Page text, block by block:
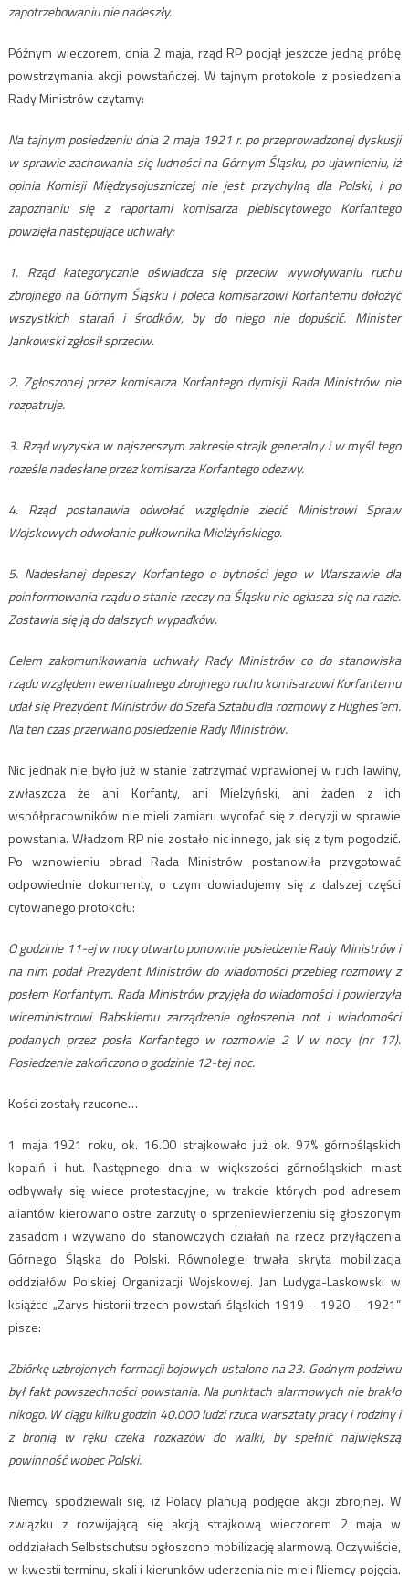
zapotrzebowaniu nie nadeszły.
Późnym wieczorem, dnia 2 maja, rząd RP podjął jeszcze jedną próbę
powstrzymania akcji powstańczej. W tajnym protokole z posiedzenia
Rady Ministrów czytamy:
Na tajnym posiedzeniu dnia 2 maja 1921 r. po przeprowadzonej dyskusji
w sprawie zachowania się ludności na Górnym Śląsku, po ujawnieniu, iż
opinia Komisji Międzysojuszniczej nie jest przychylną dla Polski, i po
zapoznaniu się z raportami komisarza plebiscytowego Korfantego
powzięła następujące uchwały:
1. Rząd kategorycznie oświadcza się przeciw wywoływaniu ruchu
zbrojnego na Górnym Śląsku i poleca komisarzowi Korfantemu dołożyć
wszystkich starań i środków, by do niego nie dopuścić. Minister
Jankowski zgłosił sprzeciw.
2. Zgłoszonej przez komisarza Korfantego dymisji Rada Ministrów nie
rozpatruje.
3. Rząd wyzyska w najszerszym zakresie strajk generalny i w myśl tego
roześle nadesłane przez komisarza Korfantego odezwy.
4. Rząd postanawia odwołać względnie zlecić Ministrowi Spraw
Wojskowych odwołanie pułkownika Mielżyńskiego.
5. Nadesłanej depeszy Korfantego o bytności jego w Warszawie dla
poinformowania rządu o stanie rzeczy na Śląsku nie ogłasza się na razie.
Zostawia się ją do dalszych wypadków.
Celem zakomunikowania uchwały Rady Ministrów co do stanowiska
rządu względem ewentualnego zbrojnego ruchu komisarzowi Korfantemu
udał się Prezydent Ministrów do Szefa Sztabu dla rozmowy z Hughes’em.
Na ten czas przerwano posiedzenie Rady Ministrów.
Nic jednak nie było już w stanie zatrzymać wprawionej w ruch lawiny,
zwłaszcza że ani Korfanty, ani Mielżyński, ani żaden z ich
współpracowników nie mieli zamiaru wycofać się z decyzji w sprawie
powstania. Władzom RP nie zostało nic innego, jak się z tym pogodzić.
Po wznowieniu obrad Rada Ministrów postanowiła przygotować
odpowiednie dokumenty, o czym dowiadujemy się z dalszej części
cytowanego protokołu:
O godzinie 11-ej w nocy otwarto ponownie posiedzenie Rady Ministrów i
na nim podał Prezydent Ministrów do wiadomości przebieg rozmowy z
posłem Korfantym. Rada Ministrów przyjęła do wiadomości i powierzyła
wiceministrowi Babskiemu zarządzenie ogłoszenia not i wiadomości
podanych przez posła Korfantego w rozmowie 2 V w nocy (nr 17).
Posiedzenie zakończono o godzinie 12-tej noc.
Kości zostały rzucone…
1 maja 1921 roku, ok. 16.00 strajkowało już ok. 97% górnośląskich
kopalń i hut. Następnego dnia w większości górnośląskich miast
odbywały się wiece protestacyjne, w trakcie których pod adresem
aliantów kierowano ostre zarzuty o sprzeniewierzeniu się głoszonym
zasadom i wzywano do stanowczych działań na rzecz przyłączenia
Górnego Śląska do Polski. Równolegle trwała skryta mobilizacja
oddziałów Polskiej Organizacji Wojskowej. Jan Ludyga-Laskowski w
książce „Zarys historii trzech powstań śląskich 1919 – 1920 – 1921”
pisze:
Zbiórkę uzbrojonych formacji bojowych ustalono na 23. Godnym podziwu
był fakt powszechności powstania. Na punktach alarmowych nie brakło
nikogo. W ciągu kilku godzin 40.000 ludzi rzuca warsztaty pracy i rodziny i
z bronią w ręku czeka rozkazów do walki, by spełnić największą
powinność wobec Polski.
Niemcy spodziewali się, iż Polacy planują podjęcie akcji zbrojnej. W
związku z rozwijającą się akcją strajkową wieczorem 2 maja w
oddziałach Selbstschutsu ogłoszono mobilizację alarmową. Oczywiście,
w kwestii terminu, skali i kierunków uderzenia nie mieli Niemcy pojęcia.